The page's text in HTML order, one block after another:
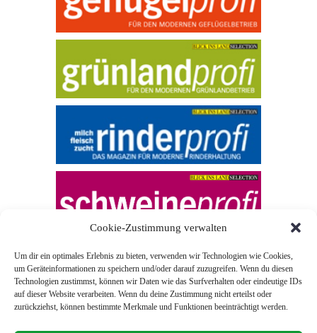
Cookie-Zustimmung verwalten
Um dir ein optimales Erlebnis zu bieten, verwenden wir Technologien wie Cookies,
um Geräteinformationen zu speichern und/oder darauf zuzugreifen. Wenn du diesen
Technologien zustimmst, können wir Daten wie das Surfverhalten oder eindeutige IDs
auf dieser Website verarbeiten. Wenn du deine Zustimmung nicht erteilst oder
zurückziehst, können bestimmte Merkmale und Funktionen beeinträchtigt werden.